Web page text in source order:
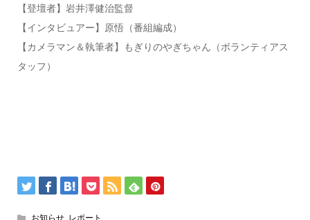
【登壇者】 岩井澤健治監督
【インタビュアー】 原悟（番組編成）
【カメラマン＆執筆者】 もぎりのやぎちゃん（ボランティアス
タッフ）
お知らせ, レポート